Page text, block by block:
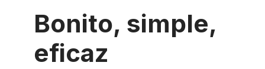
Bonito, simple,
eficaz